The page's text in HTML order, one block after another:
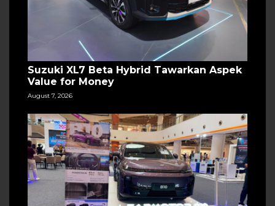
Suzuki XL7 Beta Hybrid Tawarkan Aspek
Value for Money
August 7, 2026